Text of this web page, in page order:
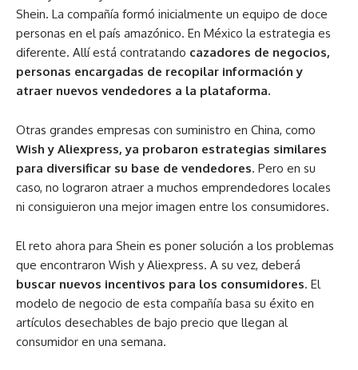
Shein. La compañía formó inicialmente un equipo de doce
personas en el país amazónico. En México la estrategia es
diferente. Allí está contratando cazadores de negocios,
personas encargadas de recopilar información y
atraer nuevos vendedores a la plataforma.
Otras grandes empresas con suministro en China, como
Wish y Aliexpress, ya probaron estrategias similares
para diversificar su base de vendedores. Pero en su
caso, no lograron atraer a muchos emprendedores locales
ni consiguieron una mejor imagen entre los consumidores.
El reto ahora para Shein es poner solución a los problemas
que encontraron Wish y Aliexpress. A su vez, deberá
buscar nuevos incentivos para los consumidores. El
modelo de negocio de esta compañía basa su éxito en
artículos desechables de bajo precio que llegan al
consumidor en una semana.